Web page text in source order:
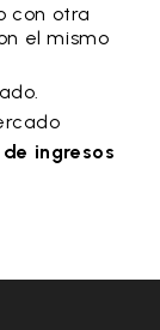
con otra
el mismo
ingresos